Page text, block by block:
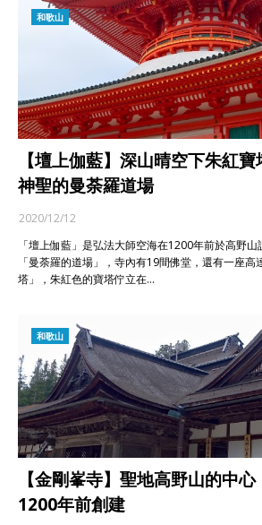
和歌山
【壇上伽藍】深山晴空下朱紅
神聖的曼荼羅道場
2020/12/12
「壇上伽藍」是弘法大師空海在1200年前於高野
「曼荼羅的道場」，寺內有19間佛堂，還有一座
塔」，朱紅色的寶塔佇立在…
和歌山
【金剛峯寺】聖地高野山的中
1200年前創建